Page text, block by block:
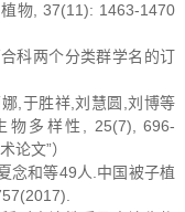
物, 37(11): 1463-1470
科两个分类群学名的订
,于胜祥,刘慧圆,刘博等
多样性, 25(7), 696-
论文”）
念和等49人.中国被子植